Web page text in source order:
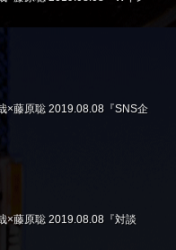
×藤原聡 2019.08.08『SNS企
×藤原聡 2019.08.08『対談